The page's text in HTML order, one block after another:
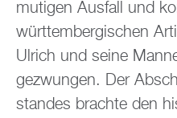
mu­ti­gen Aus­fall und
würt­tem­ber­gi­schen
Ul­rich und seine
ge­zwun­gen. Der
stan­des brach­te den